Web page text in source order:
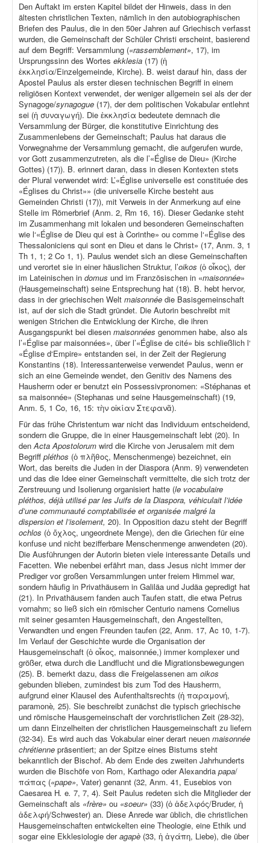
Den Auftakt im ersten Kapitel bildet der Hinweis, dass in den
ältesten christlichen Texten, nämlich in den autobiographischen
Briefen des Paulus, die in den 50er Jahren auf Griechisch verfasst
wurden, die Gemeinschaft der Schüler Christi erscheint, basierend
auf dem Begriff: Versammlung («rassemblement», 17), im
Ursprungssinn des Wortes ekklesia (17) (ἡ
ἐκκλησία/Einzelgemeinde, Kirche). B. weist darauf hin, dass der
Apostel Paulus als erster diesen technischen Begriff in einem
religiösen Kontext verwendet, der weniger allgemein sei als der der
Synagoge/synagogue (17), der dem politischen Vokabular entlehnt
sei (ἡ συναγωγή). Die ἐκκλησία bedeutete demnach die
Versammlung der Bürger, die konstitutive Einrichtung des
Zusammenlebens der Gemeinschaft; Paulus hat daraus die
Vorwegnahme der Versammlung gemacht, die aufgerufen wurde,
vor Gott zusammenzutreten, als die l’«Église de Dieu» (Kirche
Gottes) (17)). B. erinnert daran, dass in diesen Kontexten stets
der Plural verwendet wird: L’«Église universelle est constituée des
«Églises du Christ»» (die universelle Kirche besteht aus
Gemeinden Christi (17)), mit Verweis in der Anmerkung auf eine
Stelle im Römerbrief (Anm. 2, Rm 16, 16). Dieser Gedanke steht
im Zusammenhang mit lokalen und besonderen Gemeinschaften
wie l‘«Église de Dieu qui est à Corinthe» ou comme l‘«Église des
Thessaloniciens qui sont en Dieu et dans le Christ» (17, Anm. 3, 1
Th 1, 1; 2 Co 1, 1). Paulus wendet sich an diese Gemeinschaften
und verortet sie in einer häuslichen Struktur, l’oikos (ὁ οἶκος), der
im Lateinischen in domus und im Französischen in «maisonnée»
(Hausgemeinschaft) seine Entsprechung hat (18). B. hebt hervor,
dass in der griechischen Welt maisonnée die Basisgemeinschaft
ist, auf der sich die Stadt gründet. Die Autorin beschreibt mit
wenigen Strichen die Entwicklung der Kirche, die ihren
Ausgangspunkt bei diesen maisonnées genommen habe, also als
l’«Église par maisonnées», über l’«Église de cité» bis schließlich l‘
«Église d‘Empire» entstanden sei, in der Zeit der Regierung
Konstantins (18). Interessanterweise verwendet Paulus, wenn er
sich an eine Gemeinde wendet, den Genitiv des Namens des
Hausherrn oder er benutzt ein Possessivpronomen: «Stéphanas et
sa maisonnée» (Stephanas und seine Hausgemeinschaft) (19,
Anm. 5, 1 Co, 16, 15: τὴν οἰκίαν Στεφανᾶ).
Für das frühe Christentum war nicht das Individuum entscheidend,
sondern die Gruppe, die in einer Hausgemeinschaft lebt (20). In
denActa Apostolorum wird die Kirche von Jerusalem mit dem
Begriff pléthos (ὁ πλῆθος, Menschenmenge) bezeichnet, ein
Wort, das bereits die Juden in der Diaspora (Anm. 9) verwendeten
und das die Idee einer Gemeinschaft vermittelte, die sich trotz der
Zerstreuung und Isolierung organisiert hatte (le vocabulaire
pléthos, déjà utilisé par les Juifs de la Diaspora, véhiculait l’idée
d’une communauté comptabilisée et organisée malgré la
dispersion et l’isolement, 20). In Opposition dazu steht der Begriff
ochlos (ὁ ὄχλος, ungeordnete Menge), den die Griechen für eine
konfuse und nicht bezifferbare Menschenmenge anwendeten (20).
Die Ausführungen der Autorin bieten viele interessante Details und
Facetten. Wie nebenbei erfährt man, dass Jesus nicht immer der
Prediger vor großen Versammlungen unter freiem Himmel war,
sondern häufig in Privathäusern in Galiläa und Judäa gepredigt hat
(21). In Privathäusern fanden auch Taufen statt, die etwa Petrus
vornahm; so ließ sich ein römischer Centurio namens Cornelius
mit seiner gesamten Hausgemeinschaft, den Angestellten,
Verwandten und engen Freunden taufen (22, Anm. 17, Ac 10, 1-7).
Im Verlauf der Geschichte wurde die Organisation der
Hausgemeinschaft (ὁ οἶκος, maisonnée,) immer komplexer und
größer, etwa durch die Landflucht und die Migrationsbewegungen
(25). B. bemerkt dazu, dass die Freigelassenen am oikos
gebunden blieben, zumindest bis zum Tod des Hausherrn,
aufgrund einer Klausel des Aufenthaltsrechts (ἡ παραμονή,
paramonè, 25). Sie beschreibt zunächst die typisch griechische
und römische Hausgemeinschaft der vorchristlichen Zeit (28-32),
um dann Einzelheiten der christlichen Hausgemeinschaft zu liefern
(32-34). Es wird auch das Vokabular einer derart neuen maisonnée
chrétienne präsentiert; an der Spitze eines Bistums steht
bekanntlich der Bischof. Ab dem Ende des zweiten Jahrhunderts
wurden die Bischöfe von Rom, Karthago oder Alexandria papa/
πάπας («pape», Vater) genannt (32, Anm. 41, Eusebios von
Caesarea H. e. 7, 7, 4). Seit Paulus redeten sich die Mitglieder der
Gemeinschaft als «frère» ou «soeur» (33) (ὁ ἀδελφός/Bruder, ἡ
ἀδελφή/Schwester) an. Diese Anrede war üblich, die christlichen
Hausgemeinschaften entwickelten eine Theologie, eine Ethik und
sogar eine Ekklesiologie deragapè (33, ἡ ἀγάπη, Liebe), die über